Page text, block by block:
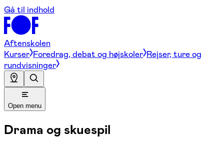
Gå til indhold
Aftenskolen
Kurser Foredrag, debat og højskoler Rejser, ture og
rundvisninger
Open menu
Drama og skuespil